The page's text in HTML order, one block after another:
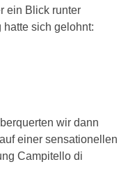
ein Blick runter
hatte sich gelohnt:
wir dann
einer sensationellen
Campitello di